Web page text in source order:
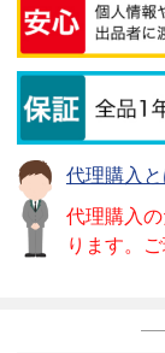
代理購入
代理購入
ります。